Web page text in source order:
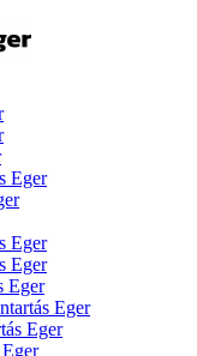
Eger
Eger
Eger
Eger
Eger
Eger